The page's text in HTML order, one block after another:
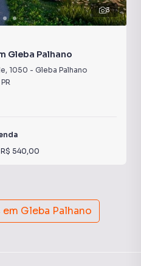
3
Gleba Palhano
, 1050 - Gleba Palhano
PR
R$ 540,00
em Gleba Palhano